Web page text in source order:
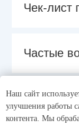
Наш сайт
улучшения работы
контента. Мы
Чек-лист
Частые